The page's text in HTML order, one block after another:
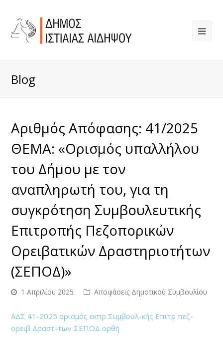
Blog
Αριθμός Απόφασης: 41/2025
ΘΕΜΑ: «Ορισμός υπαλλήλου
του Δήμου με τον
αναπληρωτή του, για τη
συγκρότηση Συμβουλευτικής
Επιτροπής Πεζοπορικών
Ορειβατικών Δραστηριοτήτων
(ΣΕΠΟΔ)»
1 Απριλίου 2025 Αποφάσεις Δημοτικού Συμβουλίου
ΑΔΣ 41-2025 ορισμός εκπρ Συμβουλ-κής Επιτρ πεζ-
ορειβ Δραστ-των ΣΕΠΟΔ ορθή